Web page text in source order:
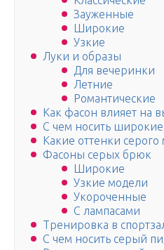
Зауженные
Широкие
Узкие
Луки и образы
Для вечеринки
Летние
Романтические
Как фасон влияет на
С чем носить
Какие оттенки
Фасоны серых брюк
Широкие
Узкие модели
Укороченные
С лампасами
Тренировка в
С чем носить серый